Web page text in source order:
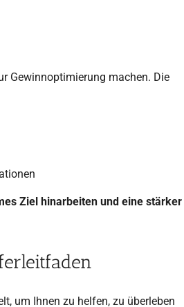
Gewinnoptimierung machen. Die
Ziel hinarbeiten und eine stärker
um Ihnen zu helfen, zu überleben